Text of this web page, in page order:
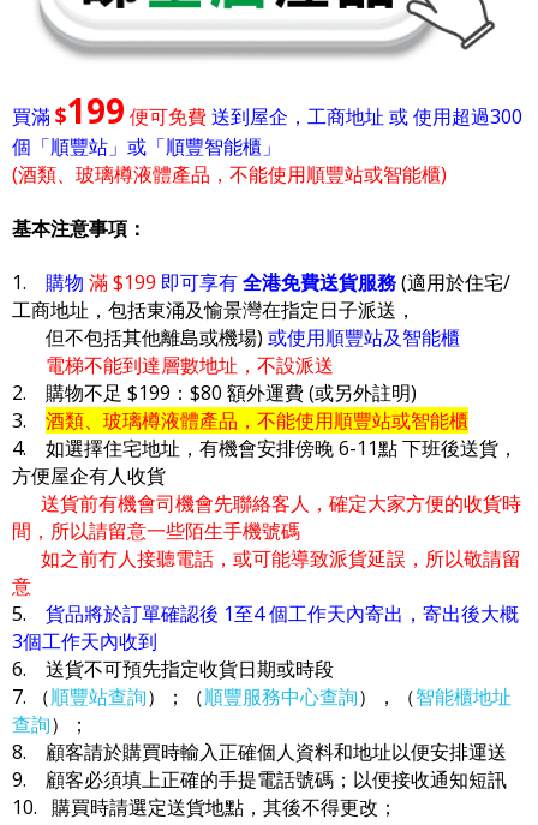
買滿$199 便可免費送到屋企，工商地址 或 使用超過300
個「順豐站」或「順豐智能櫃」
(酒類、玻璃樽液體產品，不能使用順豐站或智能櫃)
基本注意事項：
1. 購物 滿 $199 即可享有全港免費送貨服務(適用於住宅/
工商地址，包括東涌及愉景灣在指定日子派送，
但不包括其他離島或機場) 或使用順豐站及智能櫃
電梯不能到達層數地址，不設派送
2. 購物不足 $199：$80 額外運費 (或另外註明)
3. 酒類、玻璃樽液體產品，不能使用順豐站或智能櫃
4. 如選擇住宅地址，有機會安排傍晚 6-11點 下班後送貨，
方便屋企有人收貨
送貨前有機會司機會先聯絡客人，確定大家方便的收貨時
間，所以請留意一些陌生手機號碼
如之前冇人接聽電話，或可能導致派貨延誤，所以敬請留
意
5. 貨品將於訂單確認後 1至4 個工作天內寄出，寄出後大概
3個工作天內收到
6. 送貨不可預先指定收貨日期或時段
7. （順豐站查詢）；（順豐服務中心查詢），（智能櫃地址
查詢）；
8. 顧客請於購買時輸入正確個人資料和地址以便安排運送
9. 顧客必須填上正確的手提電話號碼；以便接收通知短訊
10. 購買時請選定送貨地點，其後不得更改；